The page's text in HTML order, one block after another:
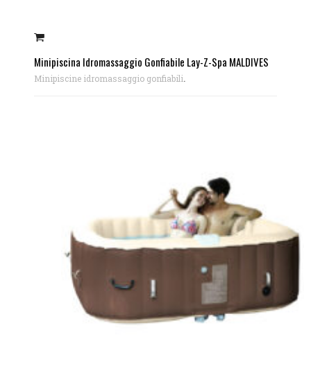
Minipiscina Idromassaggio Gonfiabile Lay-Z-Spa MALDIVES
Minipiscine idromassaggio gonfiabili.